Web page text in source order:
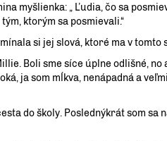
myšlienka: „ Ľudia, čo sa
ktorým sa posmievali.“
si jej slová, ktoré ma v
Boli sme síce úplne odlišné, no
ja som mĺkva, nenápadná a
do školy. Poslednýkrát som sa